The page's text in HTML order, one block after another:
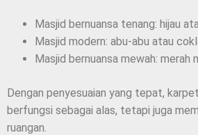
Masjid bernuansa tenang: hijau
Masjid modern: abu-abu atau
Masjid bernuansa mewah: merah
Dengan penyesuaian yang tepat,
berfungsi sebagai alas, tetapi juga
ruangan.